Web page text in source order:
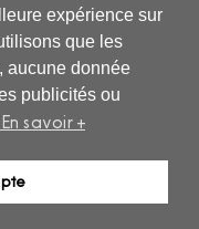
expérience sur
que les
aucune donnée
publicités ou
En savoir +